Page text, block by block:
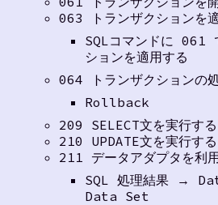
063 トランザクションを
SQLコマンドに 061
ションを適用する
064 トランザクションの
Rollback
209 SELECT文を実行する
210 UPDATE文を実行する
211 データアダプタを利
SQL 処理結果 →
Data Set